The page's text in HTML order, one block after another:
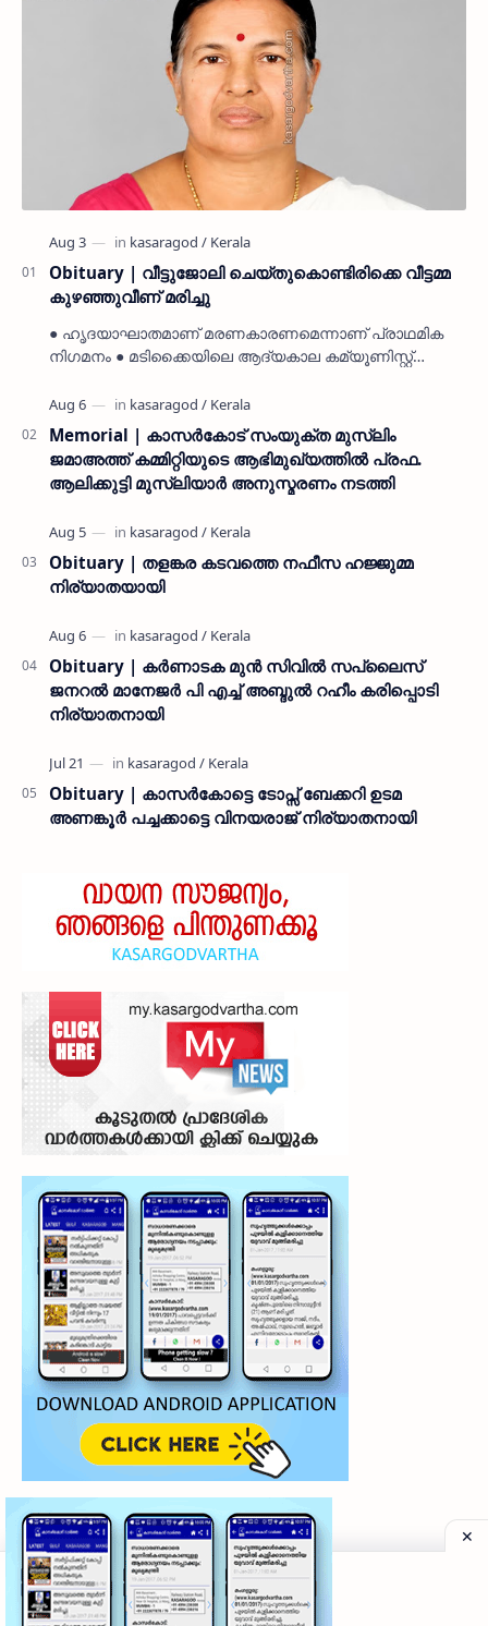
Obituary | വീട്ടുജോലി ചെയ്തുകൊണ്ടിരിക്കെ വീട്ടമ്മ
കുഴഞ്ഞുവീണ് മരിച്ചു
● ഹൃദയാഘാതമാണ് മരണകാരണമെന്നാണ് പ്രാഥമിക
നിഗമനം ● മടിക്കൈയിലെ ആദ്യകാല കമ്യൂണിസ്റ്റ്
മകളാണ് ● വിവരമറിഞ്ഞ് ജനപ്ര…
Memorial | കാസർകോട് സംയുക്ത മുസ്ലിം
ജമാഅത്ത് കമ്മിറ്റിയുടെ ആഭിമുഖ്യത്തിൽ പ്രഫ.
ആലിക്കുട്ടി മുസ്ലിയാർ അനുസ്മരണം നടത്തി
Obituary | തളങ്കര കടവത്തെ നഫീസ ഹജ്ജുമ്മ
നിര്യാതയായി
Obituary | കർണാടക മുൻ സിവില്‍ സപ്ലൈസ്
ജനറൽ മാനേജർ പി എച്ച് അബ്ദുൽ റഹീം കരിപ്പൊടി
നിര്യാതനായി
Obituary | കാസർകോട്ടെ ടോപ്സ് ബേക്കറി ഉടമ
അണങ്കൂർ പച്ചക്കാട്ടെ വിനയരാജ് നിര്യാതനായി